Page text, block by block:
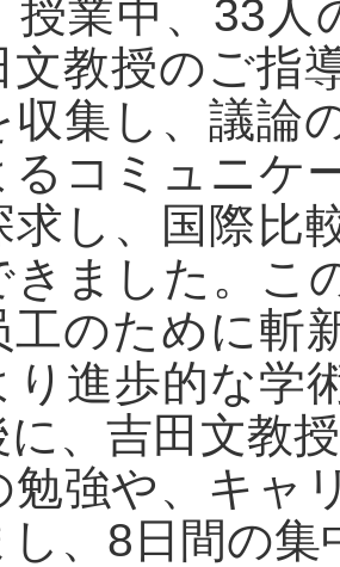
授業中、33
文教授のご指
収集し、議論
るコミュニケ
求し、国際比
きました。こ
工のために斬
り進歩的な学
、吉田文教
勉強や、キャ
し、8日間の